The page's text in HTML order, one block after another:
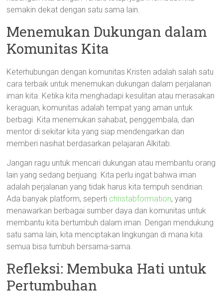
semakin dekat dengan satu sama lain.
Menemukan Dukungan dalam
Komunitas Kita
Keterhubungan dengan komunitas Kristen adalah salah satu
cara terbaik untuk menemukan dukungan dalam perjalanan
iman kita. Ketika kita menghadapi kesulitan atau merasakan
keraguan, komunitas adalah tempat yang aman untuk
berbagi. Kita menemukan sahabat, penggembala, dan
mentor di sekitar kita yang siap mendengarkan dan
memberi nasihat berdasarkan pelajaran Alkitab.
Jangan ragu untuk mencari dukungan atau membantu orang
lain yang sedang berjuang. Kita perlu ingat bahwa iman
adalah perjalanan yang tidak harus kita tempuh sendirian.
Ada banyak platform, seperti christabformation, yang
menawarkan berbagai sumber daya dan komunitas untuk
membantu kita bertumbuh dalam iman. Dengan mendukung
satu sama lain, kita menciptakan lingkungan di mana kita
semua bisa tumbuh bersama-sama.
Refleksi: Membuka Hati untuk
Pertumbuhan